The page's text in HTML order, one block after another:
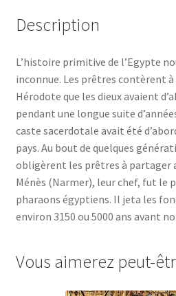
Description
L’histoire primitive de l’Egypte
inconnue. Les prêtres contèrent
Hérodote que les dieux avaient
pendant une longue suite
caste sacerdotale avait été
pays. Au bout de quelques
obligèrent les prêtres à partager
Ménès (Narmer), leur chef, fut le
pharaons égyptiens. Il jeta les
environ 3150 ou 5000 ans avant
Vous aimerez peut-